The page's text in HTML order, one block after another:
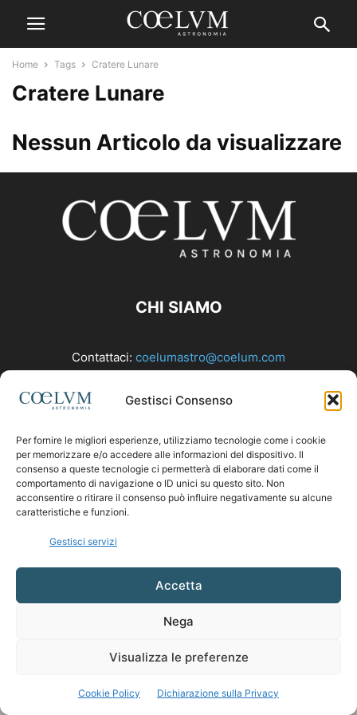
Gestisci Consenso
Per fornire le migliori esperienze, utilizziamo tecnologie come i cookie
per memorizzare e/o accedere alle informazioni del dispositivo. Il
consenso a queste tecnologie ci permetterà di elaborare dati come il
comportamento di navigazione o ID unici su questo sito. Non
acconsentire o ritirare il consenso può influire negativamente su alcune
caratteristiche e funzioni.
Gestisci servizi
Accetta
Nega
Visualizza le preferenze
Cookie Policy Dichiarazione sulla Privacy
Home Tags Cratere Lunare
Cratere Lunare
Nessun Articolo da visualizzare
CHI SIAMO
Contattaci: coelumastro@coelum.com
SEGUICI